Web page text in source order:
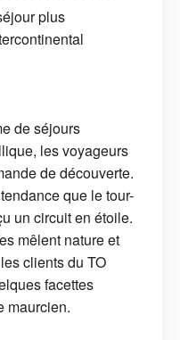
plus
de séjours
les voyageurs
de découverte.
que le tour-
un circuit en étoile.
mêlent nature et
clients du TO
facettes
maurcien.